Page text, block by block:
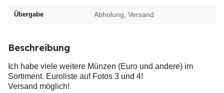
Übergabe Abholung, Versand
Beschreibung
Ich habe viele weitere Münzen (Euro und andere) im
Sortiment. Euroliste auf Fotos 3 und 4!
Versand möglich!